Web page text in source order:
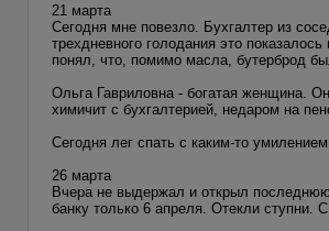
21 марта
Сегодня мне повезло. Бухгалтер из
трехдневного голодания это
понял, что, помимо масла, бутерброд
Ольга Гавриловна - богатая женщина.
химичит с бухгалтерией, недаром на
Сегодня лег спать с каким-то
26 марта
Вчера не выдержал и открыл
банку только 6 апреля. Отекли ступни. С